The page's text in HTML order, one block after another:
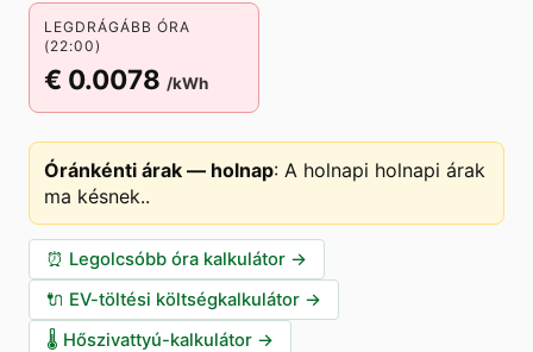
LEGDRÁGÁBB ÓRA
(22:00)
€ 0.0078 /kWh
Óránkénti árak — holnap: A holnapi holnapi árak
ma késnek..
⏰ Legolcsóbb óra kalkulátor →
🔌 EV-töltési költségkalkulátor →
🌡️ Hőszivattyú-kalkulátor →